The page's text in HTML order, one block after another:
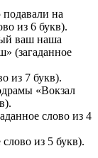
на
из 6 букв).
ваш наша
(загаданное
из 7 букв).
«Вокзал
слово из 4
из 5 букв).